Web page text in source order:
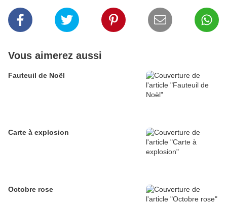
Vous aimerez aussi
Fauteuil de Noël
Carte à explosion
Octobre rose